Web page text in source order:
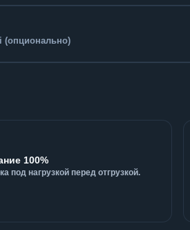
(опционально)
100%
под нагрузкой перед отгрузкой.